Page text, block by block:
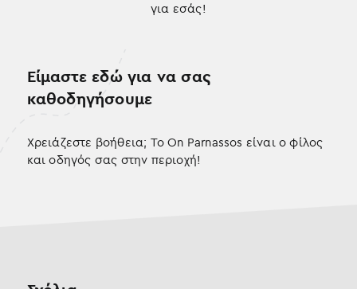
για εσάς!
Είμαστε εδώ για να σας
καθοδηγήσουμε
Χρειάζεστε βοήθεια; Το On Parnassos είναι ο φίλος
και οδηγός σας στην περιοχή!